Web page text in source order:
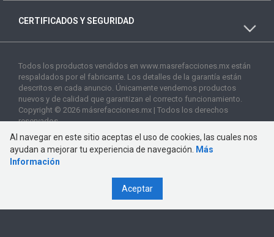
CERTIFICADOS Y SEGURIDAD
Todos los productos vendidos en www.masrefacciones.mx están
respaldados por el fabricante. Los detalles de la garantía están
descritos en cada anuncio. Únicamente vendemos productos
nuevos y de calidad que garantizan el correcto funcionamiento.
Copyright © 2026 másrefacciones.mx | Todos los derechos
reservados
Al navegar en este sitio aceptas el uso de cookies, las cuales nos
ayudan a mejorar tu experiencia de navegación.
Más
Información
Aceptar